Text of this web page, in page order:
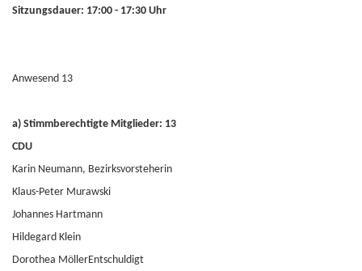
Sitzungsdauer: 17:00 - 17:30 Uhr
Anwesend 13
a) Stimmberechtigte Mitglieder: 13
CDU
Karin Neumann, Bezirksvorsteherin
Klaus-Peter Murawski
Johannes Hartmann
Hildegard Klein
Dorothea MöllerEntschuldigt